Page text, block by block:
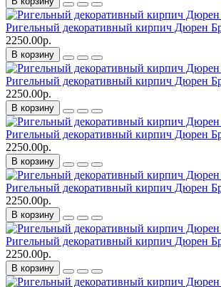
Ригельный декоративный кирпич Дюрен
2250.00р.
В корзину
Ригельный декоративный кирпич Дюрен
2250.00р.
В корзину
Ригельный декоративный кирпич Дюрен
2250.00р.
В корзину
Ригельный декоративный кирпич Дюрен
2250.00р.
В корзину
Ригельный декоративный кирпич Дюрен
2250.00р.
В корзину